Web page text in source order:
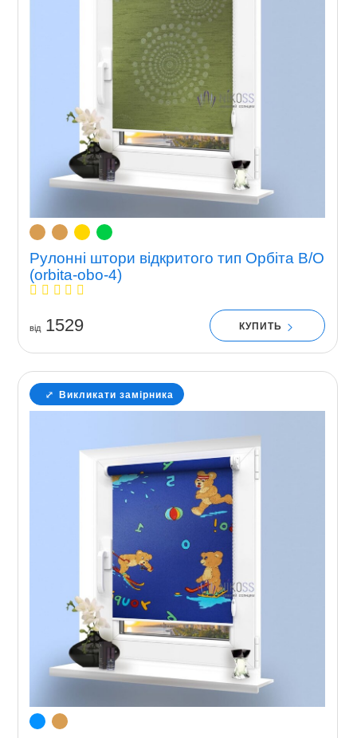
Рулонні штори відкритого тип Орбіта В/О
(orbita-obo-4)
вiд1529 КУПИТЬ
Викликати замірника